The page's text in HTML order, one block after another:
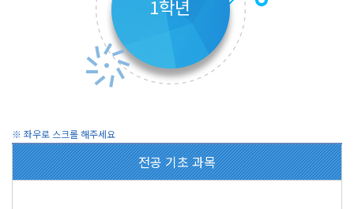
1학년
전공 기초 과목